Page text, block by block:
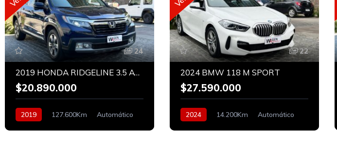
24
2019 HONDA RIDGELINE 3.5 AWD
$20.890.000
2019 127.600Km
Automático
22
2024 BMW 118 M SPORT
$27.590.000
2024 14.200Km
Automático